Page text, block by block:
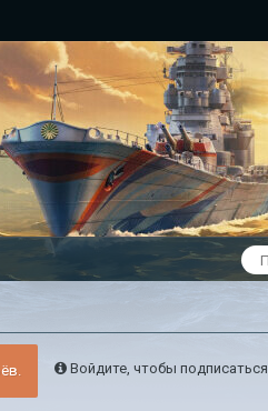
Войдите, чтобы подписаться